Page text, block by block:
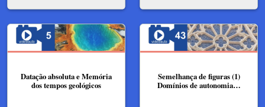
Datação absoluta e Memória
dos tempos geológicos
Semelhança de figuras (1)
Domínios de autonomia…